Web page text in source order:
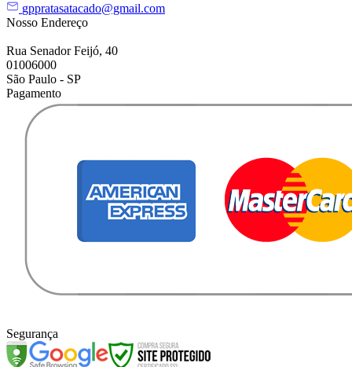
gppratasatacado@gmail.com
Nosso Endereço
Rua Senador Feijó, 40
01006000
São Paulo - SP
Pagamento
Segurança